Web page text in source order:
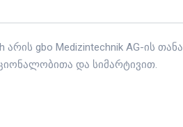
არის gbo Medizintechnik AG-ის
და სიმარტივით.